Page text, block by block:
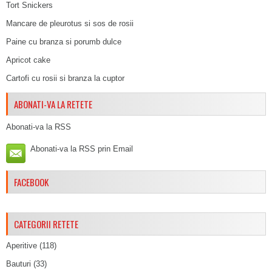
Tort Snickers
Mancare de pleurotus si sos de rosii
Paine cu branza si porumb dulce
Apricot cake
Cartofi cu rosii si branza la cuptor
ABONATI-VA LA RETETE
Abonati-va la RSS
Abonati-va la RSS prin Email
FACEBOOK
CATEGORII RETETE
Aperitive (118)
Bauturi (33)